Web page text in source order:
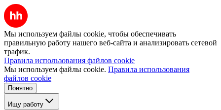
Мы используем файлы cookie, чтобы обеспечивать
правильную работу нашего веб-сайта и анализировать сетевой
трафик.
Правила использования файлов cookie
Мы используем файлы cookie. Правила использования
файлов cookie
Понятно
Ищу работу